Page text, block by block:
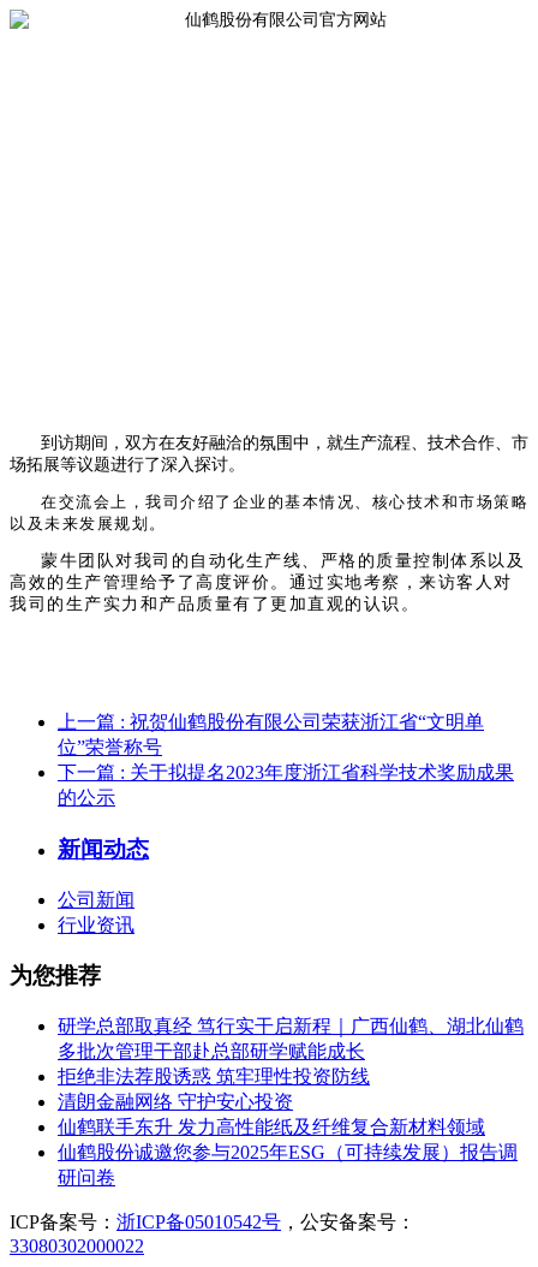
到访期间，双方在友好融洽的氛围中，就生产流程、技术合作、市
场拓展等议题进行了深入探讨。
在交流会上，我司介绍了企业的基本情况、核心技术和市场策略
以及未来发展规划。
蒙牛团队对我司的自动化生产线、严格的质量控制体系以及
高效的生产管理给予了高度评价。通过实地考察，来访客人对
我司的生产实力和产品质量有了更加直观的认识。
上一篇 : 祝贺仙鹤股份有限公司荣获浙江省“文明单
位”荣誉称号
下一篇 : 关于拟提名2023年度浙江省科学技术奖励成果
的公示
新闻动态
公司新闻
行业资讯
为您推荐
研学总部取真经 笃行实干启新程｜广西仙鹤、湖北仙鹤
多批次管理干部赴总部研学赋能成长
拒绝非法荐股诱惑 筑牢理性投资防线
清朗金融网络 守护安心投资
仙鹤联手东升 发力高性能纸及纤维复合新材料领域
仙鹤股份诚邀您参与2025年ESG（可持续发展）报告调
研问卷
ICP备案号： 浙ICP备05010542号 ，公安备案号：
33080302000022